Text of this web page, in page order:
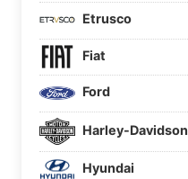
Etrusco
Fiat
Ford
Harley-Davidson
Hyundai